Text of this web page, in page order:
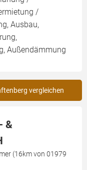
/
Ausbau,
Außendämmung
vergleichen
&
(16km von 01979